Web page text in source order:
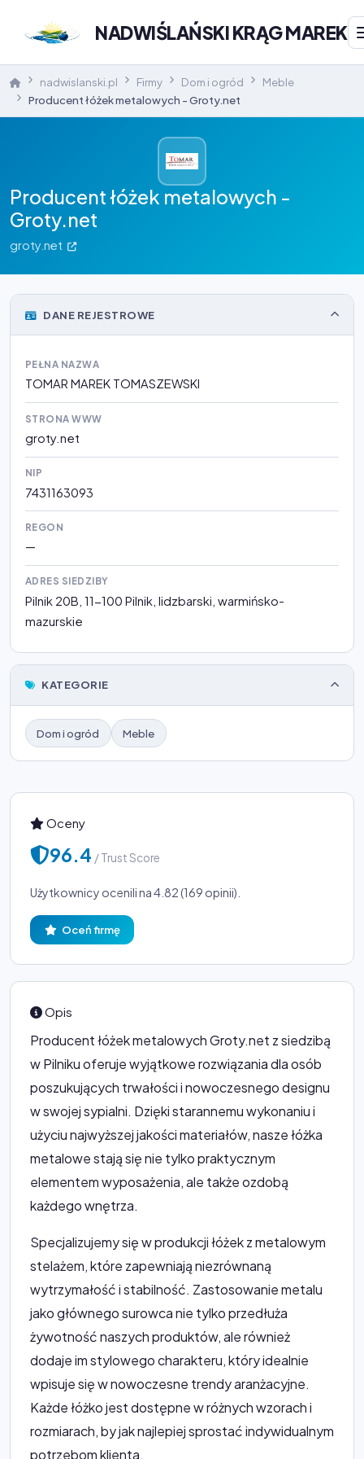
NADWIŚLAŃSKI KRĄG MAREK
nadwislanski.pl Firmy Dom i ogród
Meble
Producent łóżek metalowych - Groty.net
Producent łóżek metalowych -
Groty.net
groty.net
DANE REJESTROWE
PEŁNA NAZWA
TOMAR MAREK TOMASZEWSKI
STRONA WWW
groty.net
NIP
7431163093
REGON
—
ADRES SIEDZIBY
Pilnik 20B, 11-100 Pilnik, lidzbarski, warmińsko-
mazurskie
KATEGORIE
Dom i ogród Meble
Oceny
96.4 / Trust Score
Użytkownicy ocenili na 4.82 (169 opinii).
Oceń firmę
Opis
Producent łóżek metalowych Groty.net z siedzibą
w Pilniku oferuje wyjątkowe rozwiązania dla osób
poszukujących trwałości i nowoczesnego designu
w swojej sypialni. Dzięki starannemu wykonaniu i
użyciu najwyższej jakości materiałów, nasze łóżka
metalowe stają się nie tylko praktycznym
elementem wyposażenia, ale także ozdobą
każdego wnętrza.
Specjalizujemy się w produkcji łóżek z metalowym
stelażem, które zapewniają niezrównaną
wytrzymałość i stabilność. Zastosowanie metalu
jako głównego surowca nie tylko przedłuża
żywotność naszych produktów, ale również
dodaje im stylowego charakteru, który idealnie
wpisuje się w nowoczesne trendy aranżacyjne.
Każde łóżko jest dostępne w różnych wzorach i
rozmiarach, by jak najlepiej sprostać indywidualnym
potrzebom klienta.